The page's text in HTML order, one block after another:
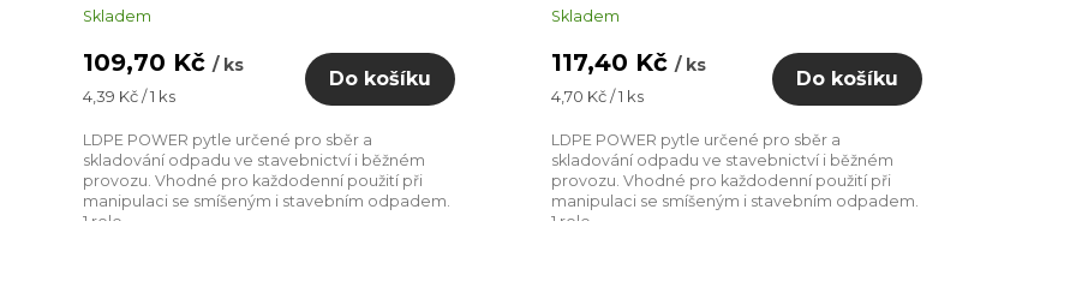
Skladem
109,70 Kč/ ks
Měrná
4,39 Kč / 1 ks
Do košíku
LDPE POWER pytle určené pro sběr a
skladování odpadu ve stavebnictví i běžném
provozu. Vhodné pro každodenní použití při
manipulaci se smíšeným i stavebním odpadem.
1 role...
Skladem
117,40 Kč / ks
Měrná
4,70 Kč / 1 ks
Do košíku
LDPE POWER pytle určené pro sběr a
skladování odpadu ve stavebnictví i běžném
provozu. Vhodné pro každodenní použití při
manipulaci se smíšeným i stavebním odpadem.
1 role...